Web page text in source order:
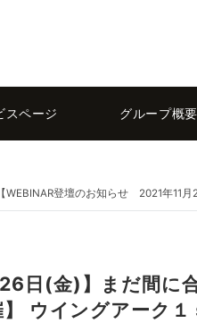
スページ グループ概要
【WEBINAR登壇のお知らせ 2021年11月26日(金)】まだ間に合う！令和4年改正電子
日(金)】まだ間に
ウイングアーク１